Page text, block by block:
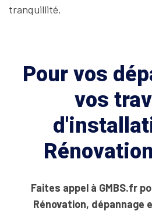
tranquillité.
Pour vos
vos
Faites appel à GMBS.fr
Rénovation, dépannage